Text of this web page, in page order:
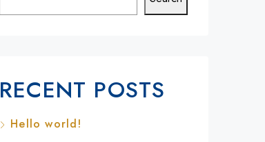
RECENT POSTS
Hello world!